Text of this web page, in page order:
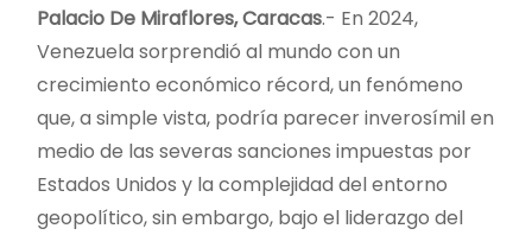
Palacio De Miraflores, Caracas.- En 2024,
Venezuela sorprendió al mundo con un
crecimiento económico récord, un fenómeno
que, a simple vista, podría parecer inverosímil en
medio de las severas sanciones impuestas por
Estados Unidos y la complejidad del entorno
geopolítico, sin embargo, bajo el liderazgo del